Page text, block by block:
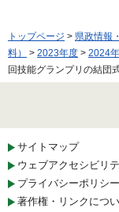
トップページ > 県政情報
料）
> 2023年度 > 2024
回技能グランプリの結団
サイトマップ
ウェブアクセシビリ
プライバシーポリシ
著作権・リンクにつ